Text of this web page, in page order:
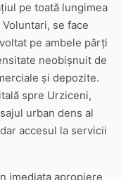
pe toată lungimea
se face
pe ambele părți
neobișnuit de
și depozite.
spre Urziceni,
urban dens al
accesul la servicii
imediata apropiere